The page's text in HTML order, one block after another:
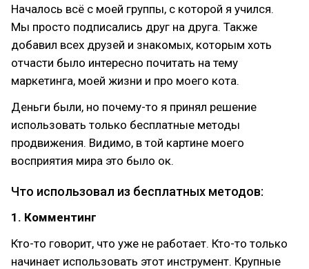
Началось всё с моей группы, с которой я учился.
Мы просто подписались друг на друга. Также
добавил всех друзей и знакомых, которым хоть
отчасти было интересно почитать на тему
маркетинга, моей жизни и про моего кота.
Деньги были, но почему-то я принял решение
использовать только бесплатные методы
продвижения. Видимо, в той картине моего
восприятия мира это было ок.
Что использовал из бесплатных методов:
1. Комментинг
Кто-то говорит, что уже не работает. Кто-то только
начинает использовать этот инструмент. Крупные